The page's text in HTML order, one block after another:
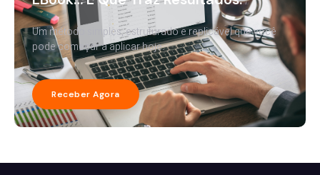
Um método simples, estruturado e replicável que você
pode começar a aplicar hoje.
Receber Agora